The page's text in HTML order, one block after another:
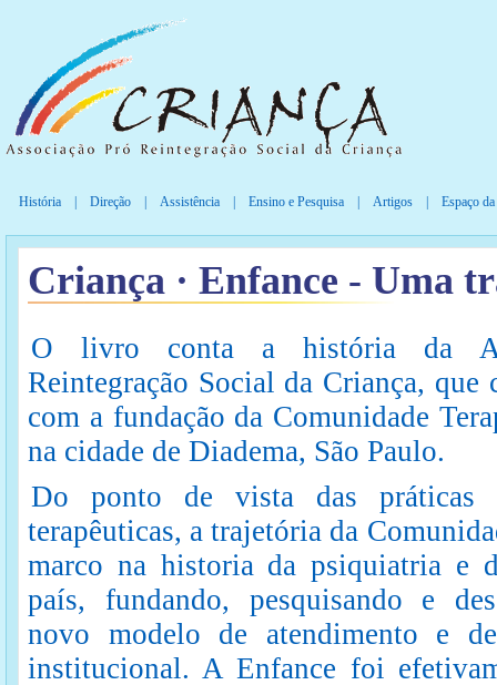
História Direção Assistência Ensino e Pesquisa Artigos Espaço
Criança · Enfance - Uma
O livro conta a história da
Reintegração Social da Criança, que
com a fundação da Comunidade
na cidade de Diadema, São Paulo.
Do ponto de vista das práticas
terapêuticas, a trajetória da
marco na historia da psiquiatria e
país, fundando, pesquisando e
novo modelo de atendimento e
institucional. A Enfance foi